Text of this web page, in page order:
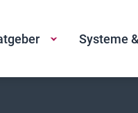
Systeme